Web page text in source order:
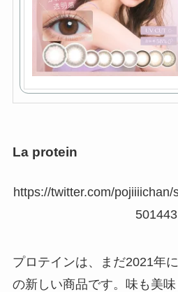
La protein
https://twitter.com/
501443
プロテインは、まだ2021年
の新しい商品です。味も美味